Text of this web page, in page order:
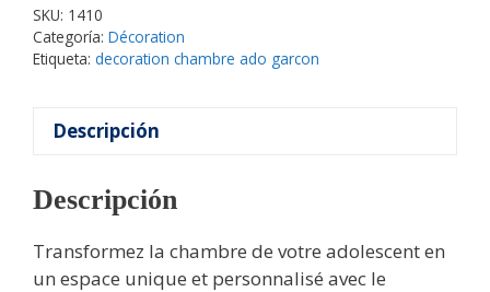
SKU: 1410
Categoría: Décoration
Etiqueta: decoration chambre ado garcon
Descripción
Descripción
Transformez la chambre de votre adolescent en
un espace unique et personnalisé avec le